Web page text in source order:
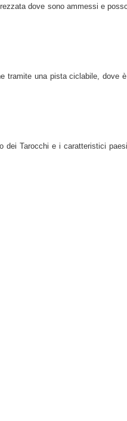
dove sono ammessi e
tramite una pista ciclabile, dove
dei Tarocchi e i caratteristici